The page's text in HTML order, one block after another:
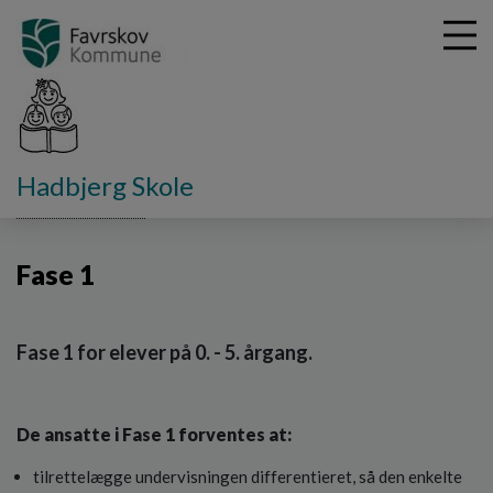
Hadbjerg Skole
Skolens afdelinger
Fase 1
Fase 1 for elever på 0. - 5. årgang.
De ansatte i Fase 1 forventes at:
tilrettelægge undervisningen differentieret, så den enkelte